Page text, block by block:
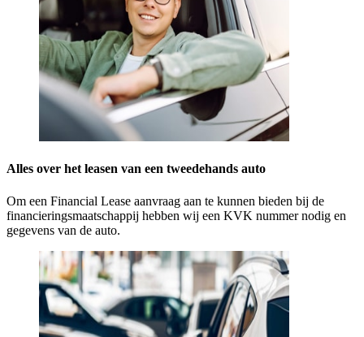
Alles over het leasen van een tweedehands auto
Om een Financial Lease aanvraag aan te kunnen bieden bij de
financieringsmaatschappij hebben wij een KVK nummer nodig en
gegevens van de auto.